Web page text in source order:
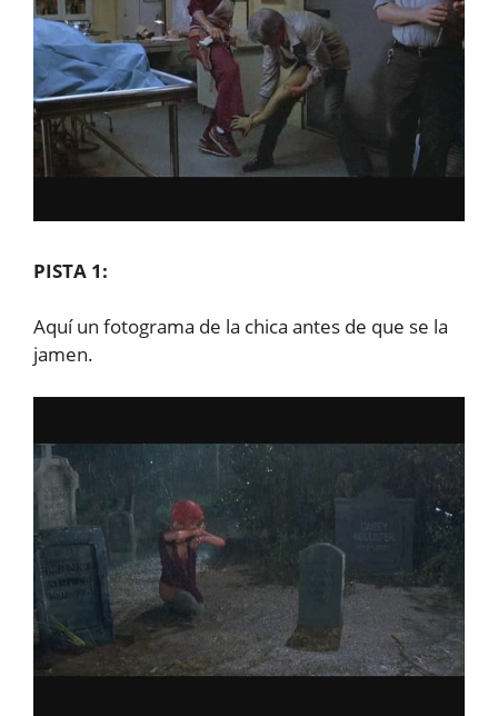
PISTA 1:
Aquí un fotograma de la chica antes de que se la
jamen.